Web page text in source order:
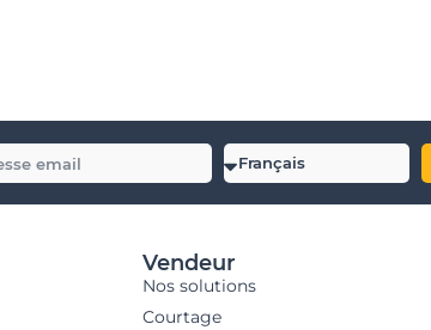
Vendeur
Nos solutions
Courtage